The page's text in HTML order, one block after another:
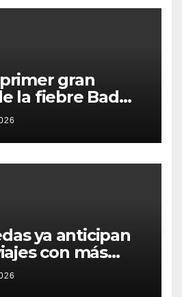
gran
la fiebre Bad
ya anticipan
con más
inesperada y
virales